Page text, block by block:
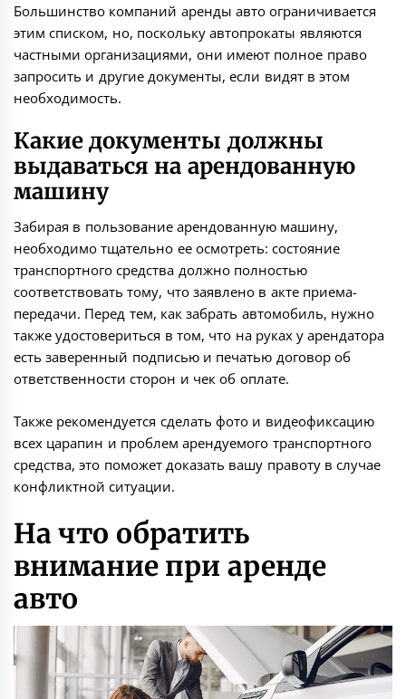
Большинство компаний аренды авто ограничивается
этим списком, но, поскольку автопрокаты являются
частными организациями, они имеют полное право
запросить и другие документы, если видят в этом
необходимость.
Какие документы должны
выдаваться на арендованную
машину
Забирая в пользование арендованную машину,
необходимо тщательно ее осмотреть: состояние
транспортного средства должно полностью
соответствовать тому, что заявлено в акте приема-
передачи. Перед тем, как забрать автомобиль, нужно
также удостовериться в том, что на руках у арендатора
есть заверенный подписью и печатью договор об
ответственности сторон и чек об оплате.
Также рекомендуется сделать фото и видеофиксацию
всех царапин и проблем арендуемого транспортного
средства, это поможет доказать вашу правоту в случае
конфликтной ситуации.
На что обратить
внимание при аренде
авто